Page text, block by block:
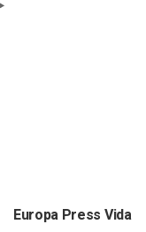
Europa Press Vida